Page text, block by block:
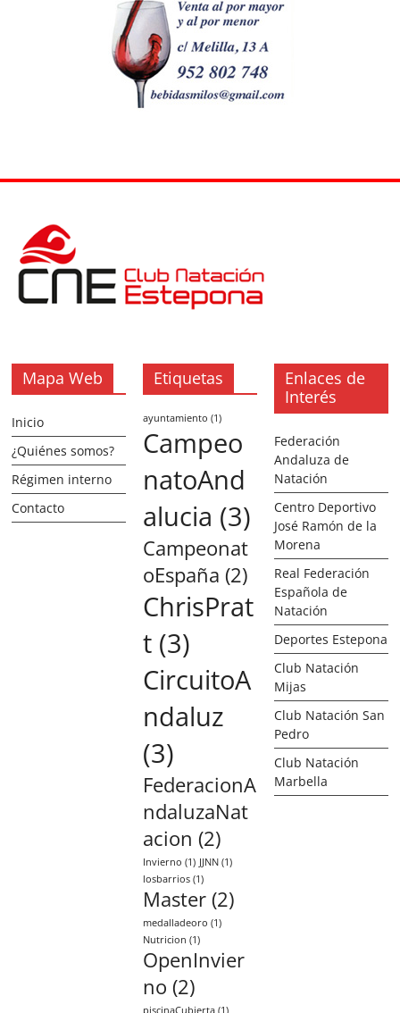
Mapa Web
Inicio
¿Quiénes somos?
Régimen interno
Contacto
Etiquetas
ayuntamiento (1)
Campeo
natoAnd
alucia (3)
Campeonat
oEspaña (2)
ChrisPrat
t (3)
CircuitoA
ndaluz
(3)
FederacionA
ndaluzaNat
acion (2)
Invierno (1) JJNN (1)
losbarrios (1)
Master (2)
medalladeoro (1)
Nutricion (1)
OpenInvier
no (2)
piscinaCubierta (1)
Enlaces de
Interés
Federación
Andaluza de
Natación
Centro Deportivo
José Ramón de la
Morena
Real Federación
Española de
Natación
Deportes Estepona
Club Natación
Mijas
Club Natación San
Pedro
Club Natación
Marbella